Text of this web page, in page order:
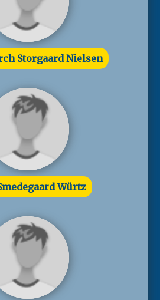
Storgaard Nielsen
Würtz